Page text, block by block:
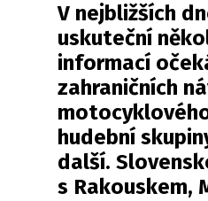
V nejbližších
uskuteční
informací
zahraničních
hudební
další.
s Rakouskem,